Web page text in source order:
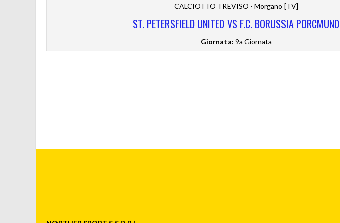
CALCIOTTO TREVISO - Morgano [TV]
ST. PETERSFIELD UNITED VS F.C. BORUSSIA PORCMUND
Giornata: 9a Giornata